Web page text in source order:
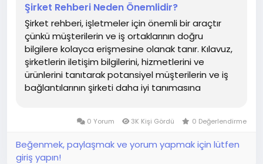
Şirket Rehberi Neden Önemlidir?
Şirket rehberi, işletmeler için önemli bir araçtır
çünkü müşterilerin ve iş ortaklarının doğru
bilgilere kolayca erişmesine olanak tanır. Kılavuz,
şirketlerin iletişim bilgilerini, hizmetlerini ve
ürünlerini tanıtarak potansiyel müşterilerin ve iş
bağlantılarının şirketi daha iyi tanımasına
0 Yorum 3K Kişi Gördü 0 Değerlendirme
Beğenmek, paylaşmak ve yorum yapmak için lütfen
giriş yapın!